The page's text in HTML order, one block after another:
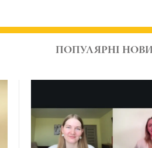
ПОПУЛЯРНІ